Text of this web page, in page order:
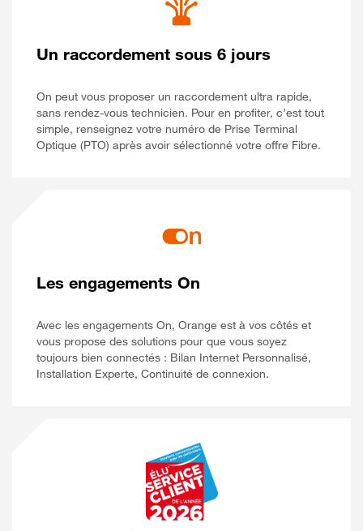
Un raccordement sous 6 jours
On peut vous proposer un raccordement ultra rapide,
sans rendez-vous technicien. Pour en profiter, c’est tout
simple, renseignez votre numéro de Prise Terminal
Optique (PTO) après avoir sélectionné votre offre Fibre.
Les engagements On
Avec les engagements On, Orange est à vos côtés et
vous propose des solutions pour que vous soyez
toujours bien connectés : Bilan Internet Personnalisé,
Installation Experte, Continuité de connexion.